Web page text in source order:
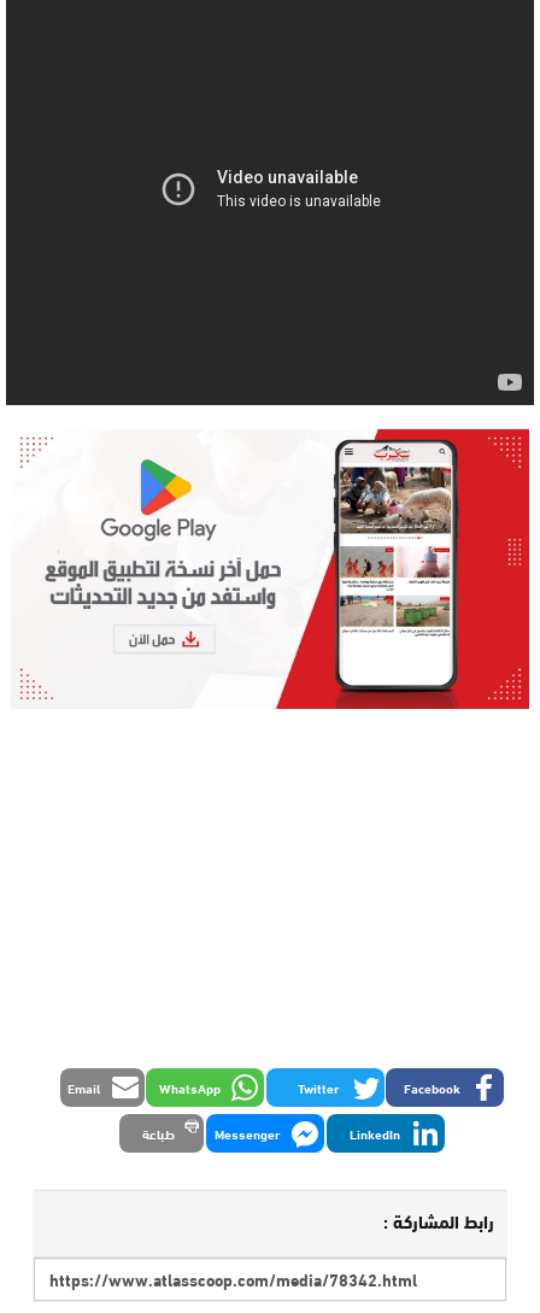
Facebook
Twitter
WhatsApp
Email
LinkedIn
Messenger طباعة
رابط المشاركة :